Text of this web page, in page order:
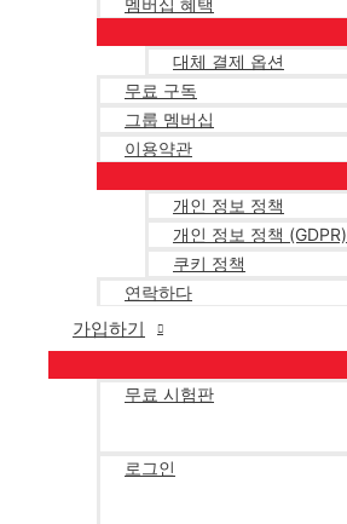
멤버십 혜택
대체 결제 옵션
무료 구독
그룹 멤버십
이용약관
개인 정보 정책
개인 정보 정책 (GDPR)
쿠키 정책
연락하다
가입하기
무료 시험판
로그인